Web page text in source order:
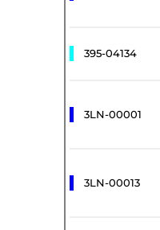
395-04134
3LN-00001
3LN-00013